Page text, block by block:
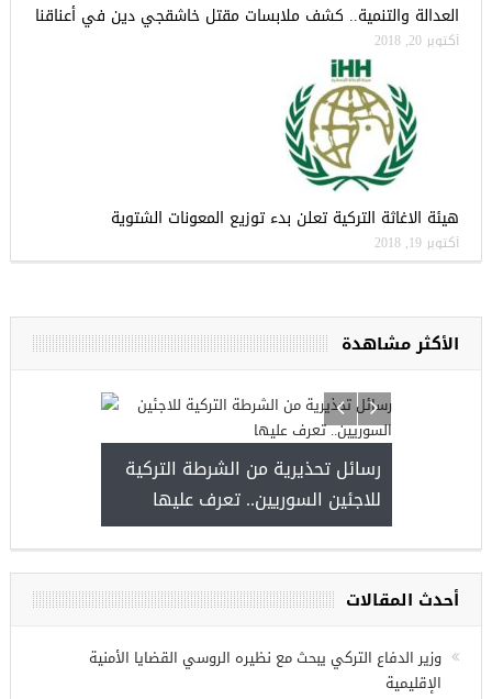
العدالة والتنمية.. كشف ملابسات مقتل خاشقجي دين في أعناقنا
أكتوبر 20, 2018
هيئة الاغاثة التركية تعلن بدء توزيع المعونات الشتوية
أكتوبر 19, 2018
الأكثر مشاهدة
رسائل تحذيرية من الشرطة التركية
للاجئين السوريين.. تعرف عليها
الاولية للمنحة التركية
أحدث المقالات
وزير الدفاع التركي يبحث مع نظيره الروسي القضايا الأمنية
الإقليمية